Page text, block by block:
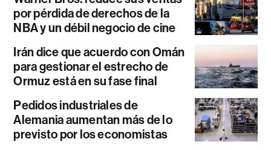
por pérdida de derechos de la
NBA y un débil negocio de cine
Irán dice que acuerdo con Omán
para gestionar el estrecho de
Ormuz está en su fase final
Pedidos industriales de
Alemania aumentan más de lo
previsto por los economistas